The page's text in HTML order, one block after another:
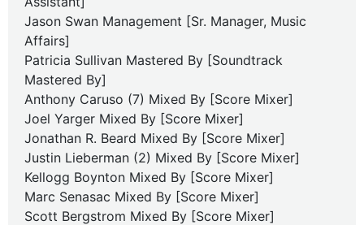
Jason Swan Management [Sr. Manager, Music
Affairs]
Patricia Sullivan Mastered By [Soundtrack
Mastered By]
Anthony Caruso (7) Mixed By [Score Mixer]
Joel Yarger Mixed By [Score Mixer]
Jonathan R. Beard Mixed By [Score Mixer]
Justin Lieberman (2) Mixed By [Score Mixer]
Kellogg Boynton Mixed By [Score Mixer]
Marc Senasac Mixed By [Score Mixer]
Scott Bergstrom Mixed By [Score Mixer]